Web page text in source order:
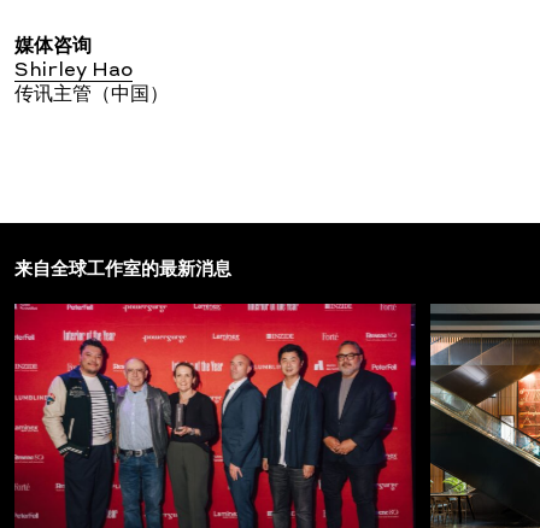
媒体咨询
Shirley Hao
传讯主管（中国）
来自全球工作室的最新消息